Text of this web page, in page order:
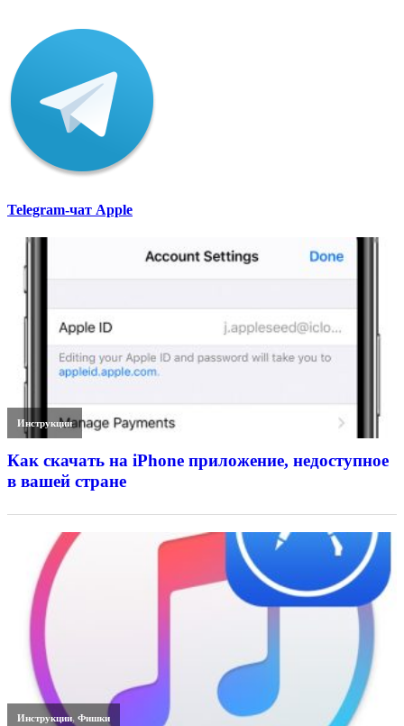
Telegram-чат Apple
Инструкции
Как скачать на iPhone приложение, недоступное
в вашей стране
Инструкции,Фишки